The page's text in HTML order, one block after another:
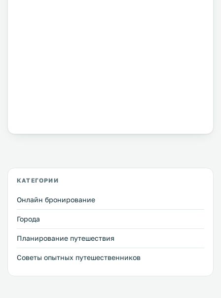
КАТЕГОРИИ
Онлайн бронирование
Города
Планирование путешествия
Советы опытных путешественников